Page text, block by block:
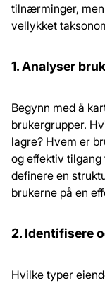
tilnærminger,
vellykket
1. Analyser
Begynn med å
brukergrupper.
lagre? Hvem er
og effektiv
definere en
brukerne på en
2. Identifisere
Hvilke typer